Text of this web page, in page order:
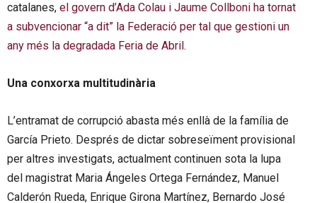
catalanes, el govern d’Ada Colau i Jaume Collboni ha tornat
a subvencionar “a dit” la Federació per tal que gestioni un
any més la degradada Feria de Abril .
Una conxorxa multitudinària
L’entramat de corrupció abasta més enllà de la família de
García Prieto. Després de dictar sobreseïment provisional
per altres investigats, actualment continuen sota la lupa
del magistrat Maria Ángeles Ortega Fernández, Manuel
Calderón Rueda, Enrique Girona Martínez, Bernardo José